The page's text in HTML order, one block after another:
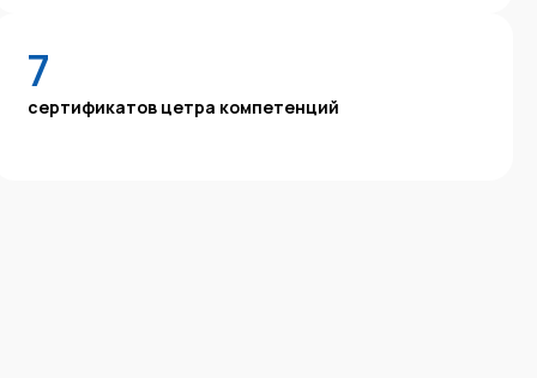
7
сертификатов цетра компетенций